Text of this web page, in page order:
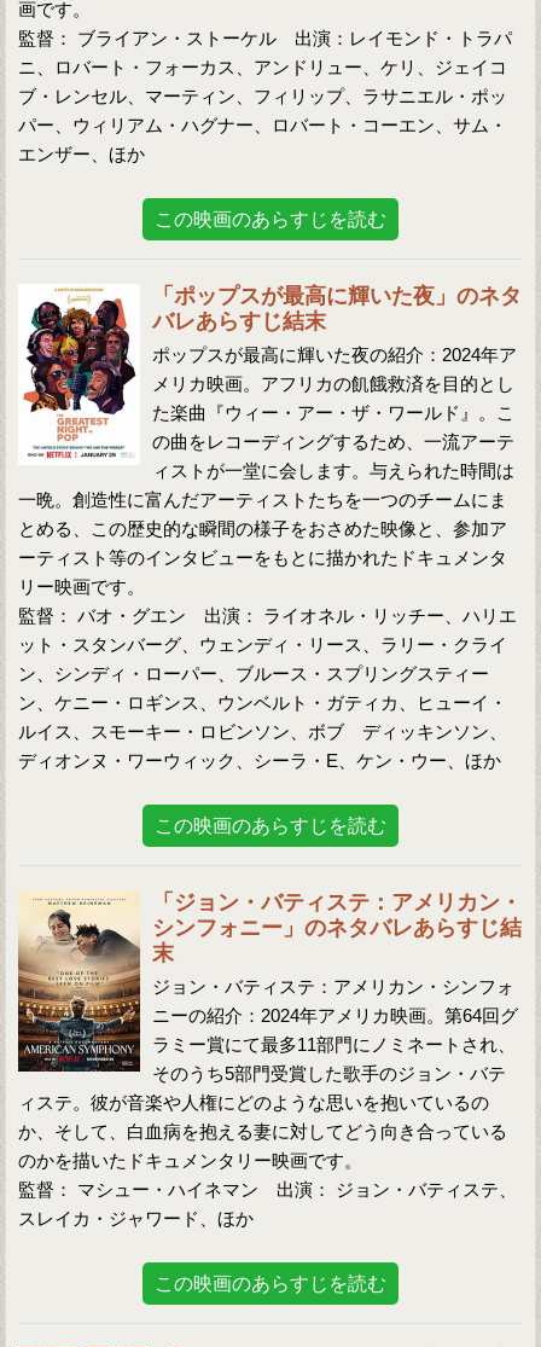
画です。
監督： ブライアン・ストーケル 出演：レイモンド・トラパ
ニ、ロバート・フォーカス、アンドリュー、ケリ、ジェイコ
ブ・レンセル、マーティン、フィリップ、ラサニエル・ポッ
パー、ウィリアム・ハグナー、ロバート・コーエン、サム・
エンザー、ほか
この映画のあらすじを読む
「ポップスが最高に輝いた夜」のネタ
バレあらすじ結末
ポップスが最高に輝いた夜の紹介：2024年ア
メリカ映画。アフリカの飢餓救済を目的とし
た楽曲『ウィー・アー・ザ・ワールド』。こ
の曲をレコーディングするため、一流アーテ
ィストが一堂に会します。与えられた時間は
一晩。創造性に富んだアーティストたちを一つのチームにま
とめる、この歴史的な瞬間の様子をおさめた映像と、参加ア
ーティスト等のインタビューをもとに描かれたドキュメンタ
リー映画です。
監督： バオ・グエン 出演： ライオネル・リッチー、ハリエ
ット・スタンバーグ、ウェンディ・リース、ラリー・クライ
ン、シンディ・ローパー、ブルース・スプリングスティー
ン、ケニー・ロギンス、ウンベルト・ガティカ、ヒューイ・
ルイス、スモーキー・ロビンソン、ボブ ディッキンソン、
ディオンヌ・ワーウィック、シーラ・E、ケン・ウー、ほか
この映画のあらすじを読む
「ジョン・バティステ：アメリカン・
シンフォニー」のネタバレあらすじ結
末
ジョン・バティステ：アメリカン・シンフォ
ニーの紹介：2024年アメリカ映画。第64回グ
ラミー賞にて最多11部門にノミネートされ、
そのうち5部門受賞した歌手のジョン・バテ
ィステ。彼が音楽や人権にどのような思いを抱いているの
か、そして、白血病を抱える妻に対してどう向き合っている
のかを描いたドキュメンタリー映画です。
監督： マシュー・ハイネマン 出演： ジョン・バティステ、
スレイカ・ジャワード、ほか
この映画のあらすじを読む